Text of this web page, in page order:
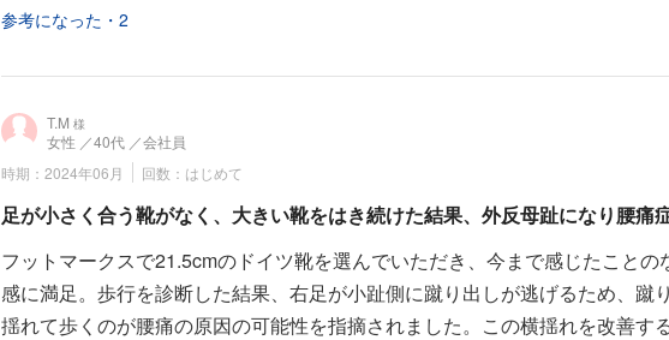
参考になった・ 2
T.M 様
女性 ／40代 ／会社員
時期：2024年06月
回数：はじめて
足が小さく合う靴がなく、大きい靴をはき続けた結果、外反母趾になり腰痛
フットマークスで21.5cmのドイツ靴を選んでいただき、今まで感じたことの
感に満足。歩行を診断した結果、右足が小趾側に蹴り出しが逃げるため、蹴
揺れて歩くのが腰痛の原因の可能性を指摘されました。この横揺れを改善す